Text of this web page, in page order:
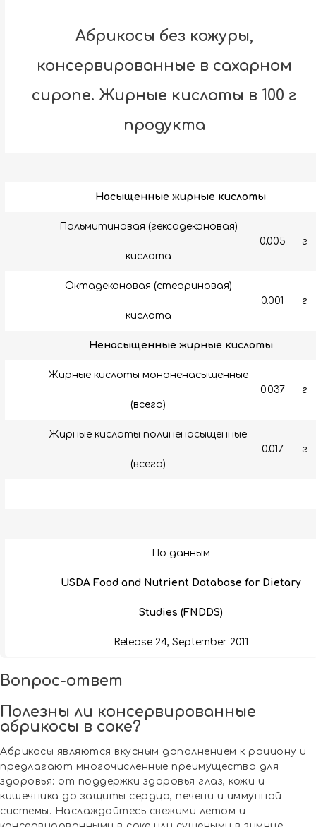
Абрикосы без кожуры,
консервированные в сахарном
сиропе. Жирные кислоты в 100 г
продукта
Насыщенные жирные кислоты
Пальмитиновая (гексадекановая)
кислота
0.005 г
Октадекановая (стеариновая)
кислота
0.001 г
Ненасыщенные жирные кислоты
Жирные кислоты мононенасыщенные
(всего)
0.037 г
Жирные кислоты полиненасыщенные
(всего)
0.017 г
По данным
USDA Food and Nutrient Database for Dietary
Studies (FNDDS)
Release 24, September 2011
Вопрос-ответ
Полезны ли консервированные
абрикосы в соке?
Абрикосы являются вкусным дополнением к рациону и
предлагают многочисленные преимущества для
здоровья: от поддержки здоровья глаз, кожи и
кишечника до защиты сердца, печени и иммунной
системы. Наслаждайтесь свежими летом и